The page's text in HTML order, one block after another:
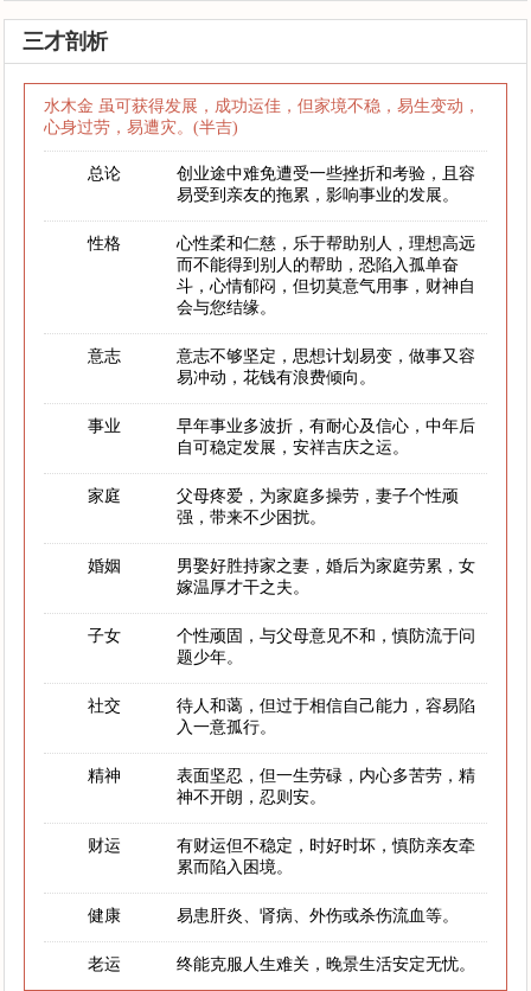
三才剖析
水木金 虽可获得发展，成功运佳，但家境不稳，易生变动，
心身过劳，易遭灾。(半吉)
总论
创业途中难免遭受一些挫折和考验，且容
易受到亲友的拖累，影响事业的发展。
性格
心性柔和仁慈，乐于帮助别人，理想高远
而不能得到别人的帮助，恐陷入孤单奋
斗，心情郁闷，但切莫意气用事，财神自
会与您结缘。
意志
意志不够坚定，思想计划易变，做事又容
易冲动，花钱有浪费倾向。
事业
早年事业多波折，有耐心及信心，中年后
自可稳定发展，安祥吉庆之运。
家庭
父母疼爱，为家庭多操劳，妻子个性顽
强，带来不少困扰。
婚姻
男娶好胜持家之妻，婚后为家庭劳累，女
嫁温厚才干之夫。
子女
个性顽固，与父母意见不和，慎防流于问
题少年。
社交
待人和蔼，但过于相信自己能力，容易陷
入一意孤行。
精神
表面坚忍，但一生劳碌，内心多苦劳，精
神不开朗，忍则安。
财运
有财运但不稳定，时好时坏，慎防亲友牵
累而陷入困境。
健康 易患肝炎、肾病、外伤或杀伤流血等。
老运 终能克服人生难关，晚景生活安定无忧。